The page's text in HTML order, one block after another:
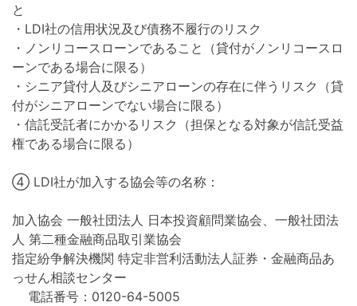
と
・LDI社の信用状況及び債務不履行のリスク
・ノンリコースローンであること（貸付がノンリコースロ
ーンである場合に限る）
・シニア貸付人及びシニアローンの存在に伴うリスク（貸
付がシニアローンでない場合に限る）
・信託受託者にかかるリスク（担保となる対象が信託受益
権である場合に限る）
④ LDI社が加入する協会等の名称：
加入協会 一般社団法人 日本投資顧問業協会、一般社団法
人 第二種金融商品取引業協会
指定紛争解決機関 特定非営利活動法人証券・金融商品あ
っせん相談センター
電話番号：0120-64-5005